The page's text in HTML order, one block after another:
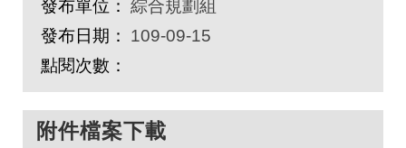
發布單位： 綜合規劃組
發布日期：
109-09-15
點閱次數：
附件檔案下載